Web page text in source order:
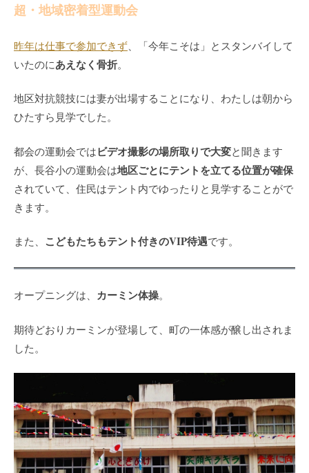
超・地域密着型運動会
昨年は仕事で参加できず 、「今年こそは」とスタンバイして
いたのにあえなく骨折。
地区対抗競技には妻が出場することになり、わたしは朝から
ひたすら見学でした。
都会の運動会ではビデオ撮影の場所取りで大変と聞きます
が、長谷小の運動会は地区ごとにテントを立てる位置が確保
されていて、住民はテント内でゆったりと見学することがで
きます。
また、 こどもたちもテント付きのVIP待遇です。
オープニングは、 カーミン体操。
期待どおりカーミンが登場して、町の一体感が醸し出されま
した。